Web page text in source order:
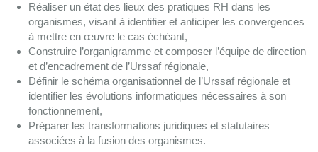
Réaliser un état des lieux des pratiques RH dans les
organismes, visant à identifier et anticiper les convergences
à mettre en œuvre le cas échéant,
Construire l’organigramme et composer l’équipe de direction
et d’encadrement de l’Urssaf régionale,
Définir le schéma organisationnel de l’Urssaf régionale et
identifier les évolutions informatiques nécessaires à son
fonctionnement,
Préparer les transformations juridiques et statutaires
associées à la fusion des organismes.